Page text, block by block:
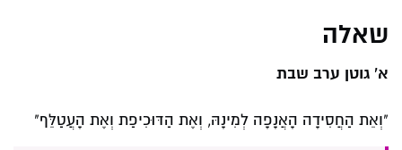
שאלה
א' גוטן ערב שבת
"וְאֵת הַחֲסִידָה הָאֲנָפָה לְמִינָהּ, וְאֶת הַדּוּכִיפַת וְאֶת הָעֲטַלֵּף"